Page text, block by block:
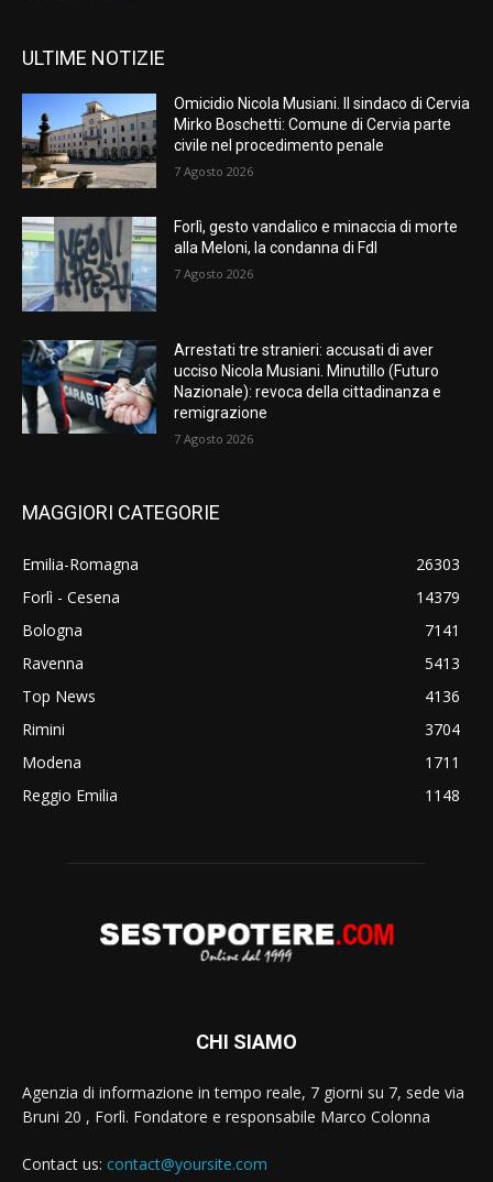
ULTIME NOTIZIE
Omicidio Nicola Musiani. Il sindaco di Cervia
Mirko Boschetti: Comune di Cervia parte
civile nel procedimento penale
7 Agosto 2026
Forlì, gesto vandalico e minaccia di morte
alla Meloni, la condanna di FdI
7 Agosto 2026
Arrestati tre stranieri: accusati di aver
ucciso Nicola Musiani. Minutillo (Futuro
Nazionale): revoca della cittadinanza e
remigrazione
7 Agosto 2026
MAGGIORI CATEGORIE
Emilia-Romagna
26303
Forlì - Cesena
14379
Bologna
7141
Ravenna
5413
Top News
4136
Rimini
3704
Modena
1711
Reggio Emilia
1148
CHI SIAMO
Agenzia di informazione in tempo reale, 7 giorni su 7, sede via
Bruni 20 , Forlì. Fondatore e responsabile Marco Colonna
Contact us: contact@yoursite.com